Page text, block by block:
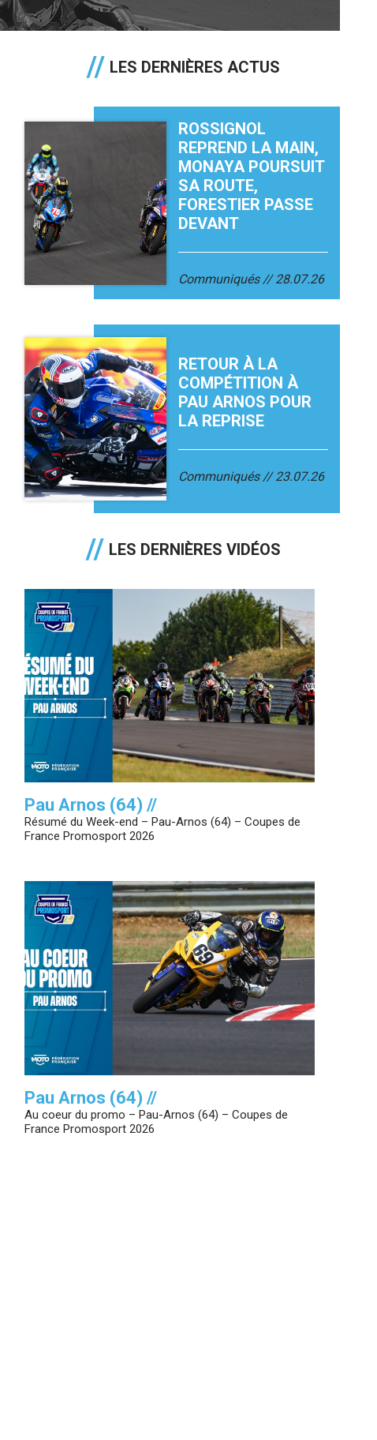
LES DERNIÈRES ACTUS
ROSSIGNOL
REPREND LA MAIN,
MONAYA POURSUIT
SA ROUTE,
FORESTIER PASSE
DEVANT
Communiqués 28.07.26
RETOUR À LA
COMPÉTITION À
PAU ARNOS POUR
LA REPRISE
Communiqués 23.07.26
LES DERNIÈRES VIDÉOS
Pau Arnos (64) //
Résumé du Week-end – Pau-Arnos (64) – Coupes de
France Promosport 2026
Pau Arnos (64) //
Au coeur du promo – Pau-Arnos (64) – Coupes de
France Promosport 2026